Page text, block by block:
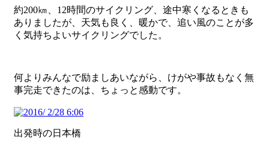
約200㎞、12時間のサイクリング、途中寒くなるときも
ありましたが、天気も良く、暖かで、追い風のことが多
く気持ちよいサイクリングでした。
何よりみんなで励ましあいながら、けがや事故もなく無
事完走できたのは、ちょっと感動です。
出発時の日本橋